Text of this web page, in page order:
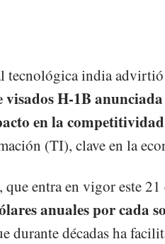
tecnológica india advirtió
visados ​​H-1B
en la
(TI), clave en la
que entra en vigor este 21
anuales por cada
durante décadas ha